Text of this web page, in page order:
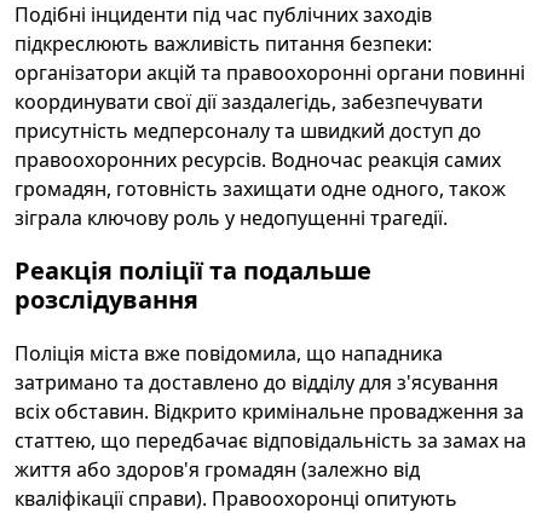
Подібні інциденти під час публічних заходів
підкреслюють важливість питання безпеки:
організатори акцій та правоохоронні органи повинні
координувати свої дії заздалегідь, забезпечувати
присутність медперсоналу та швидкий доступ до
правоохоронних ресурсів. Водночас реакція самих
громадян, готовність захищати одне одного, також
зіграла ключову роль у недопущенні трагедії.
Реакція поліції та подальше
розслідування
Поліція міста вже повідомила, що нападника
затримано та доставлено до відділу для з'ясування
всіх обставин. Відкрито кримінальне провадження за
статтею, що передбачає відповідальність за замах на
життя або здоров'я громадян (залежно від
кваліфікації справи). Правоохоронці опитують